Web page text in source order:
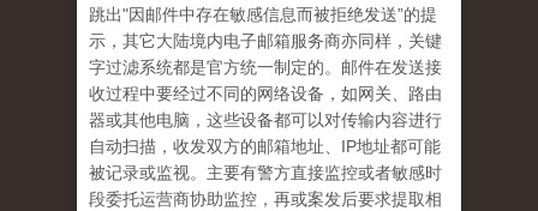
跳出"因邮件中存在敏感信息而被拒绝发送”的提
示，其它大陆境内电子邮箱服务商亦同样，关键
字过滤系统都是官方统一制定的。邮件在发送接
收过程中要经过不同的网络设备，如网关、路由
器或其他电脑，这些设备都可以对传输内容进行
自动扫描，收发双方的邮箱地址、IP地址都可能
被记录或监视。主要有警方直接监控或者敏感时
段委托运营商协助监控，再或案发后要求提取相